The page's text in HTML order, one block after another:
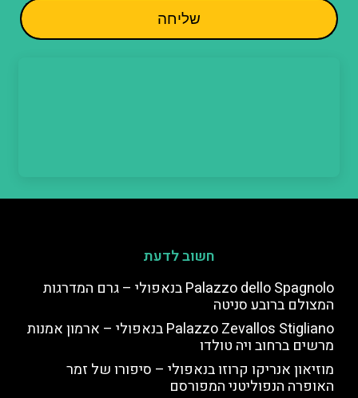
שליחה
חשוב לדעת
Palazzo dello Spagnolo בנאפולי – גרם המדרגות
המצולם ברובע סניטה
Palazzo Zevallos Stigliano בנאפולי – ארמון אמנות
מרשים ברחוב ויה טולדו
מוזיאון אנריקו קרוזו בנאפולי – סיפורו של זמר
האופרה הנפוליטני המפורסם